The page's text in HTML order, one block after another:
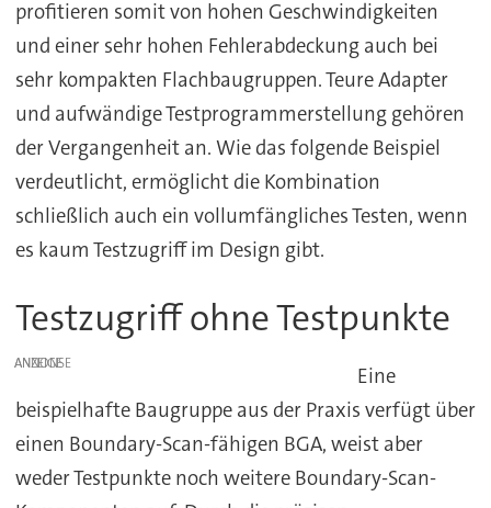
profitieren somit von hohen Geschwindigkeiten
und einer sehr hohen Fehlerabdeckung auch bei
sehr kompakten Flachbaugruppen. Teure Adapter
und aufwändige Testprogrammerstellung gehören
der Vergangenheit an. Wie das folgende Beispiel
verdeutlicht, ermöglicht die Kombination
schließlich auch ein vollumfängliches Testen, wenn
es kaum Testzugriff im Design gibt.
Testzugriff ohne Testpunkte
ANZEIGE
Eine
beispielhafte Baugruppe aus der Praxis verfügt über
einen Boundary-Scan-fähigen BGA, weist aber
weder Testpunkte noch weitere Boundary-Scan-